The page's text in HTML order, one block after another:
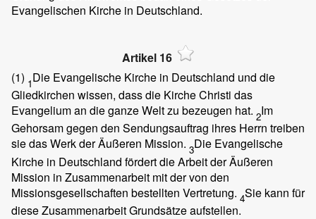
Evangelischen Kirche in Deutschland.
Artikel 16
(1) 1Die Evangelische Kirche in Deutschland und die
Gliedkirchen wissen, dass die Kirche Christi das
Evangelium an die ganze Welt zu bezeugen hat. 2Im
Gehorsam gegen den Sendungsauftrag ihres Herrn treiben
sie das Werk der Äußeren Mission. 3Die Evangelische
Kirche in Deutschland fördert die Arbeit der Äußeren
Mission in Zusammenarbeit mit der von den
Missionsgesellschaften bestellten Vertretung. 4Sie kann für
diese Zusammenarbeit Grundsätze aufstellen.